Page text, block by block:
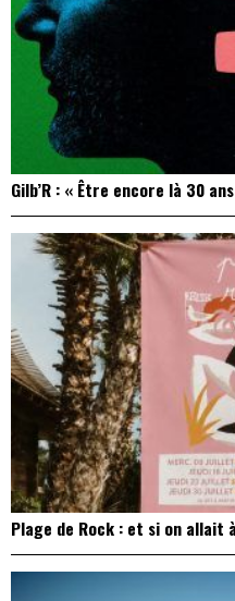
Gilb’R : « Être encore là 30
Plage de Rock : et si on allait